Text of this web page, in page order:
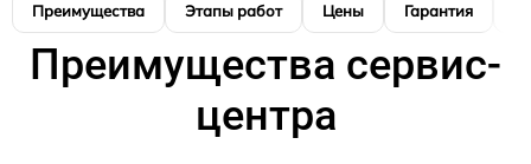
Преимущества Этапы работ Цены Гарантия
Преимущества сервис-
центра